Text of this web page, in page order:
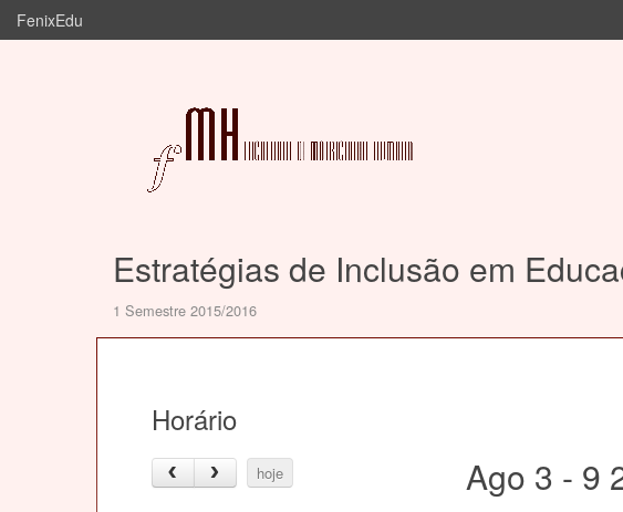
FenixEdu
Estratégias de Inclusão em
1 Semestre 2015/2016
Horário
hoje Ago 3 - 9